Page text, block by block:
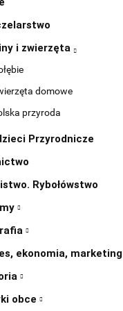
i zwierzęta
domowe
przyroda
Przyrodnicze
Rybołówstwo
ekonomia, marketing
obce